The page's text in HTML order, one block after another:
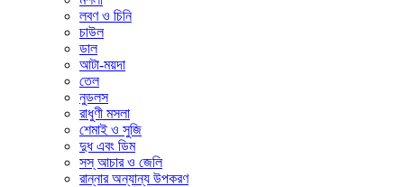
লবণ ও চিনি
চাউল
ডাল
আটা-ময়দা
তেল
নুডলস
রাধুণী মসলা
শেমাই ও সুজি
দুধ এবং ডিম
সস্ আচার ও জেলি
রান্নার অন্যান্য উপকরণ